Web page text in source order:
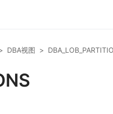
DBA视图 >